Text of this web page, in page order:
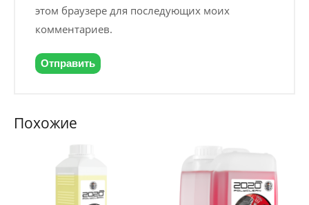
этом браузере для последующих моих
комментариев.
Похожие